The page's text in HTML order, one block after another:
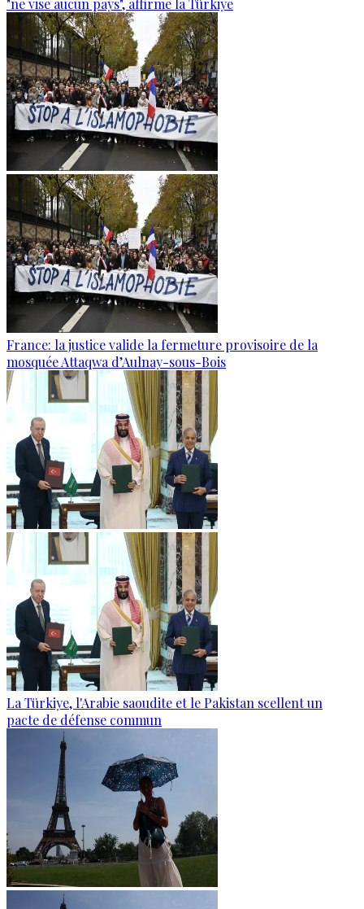
"ne vise aucun pays", affirme la Türkiye
France: la justice valide la fermeture provisoire de la
mosquée Attaqwa d’Aulnay-sous-Bois
La Türkiye, l'Arabie saoudite et le Pakistan scellent un
pacte de défense commun